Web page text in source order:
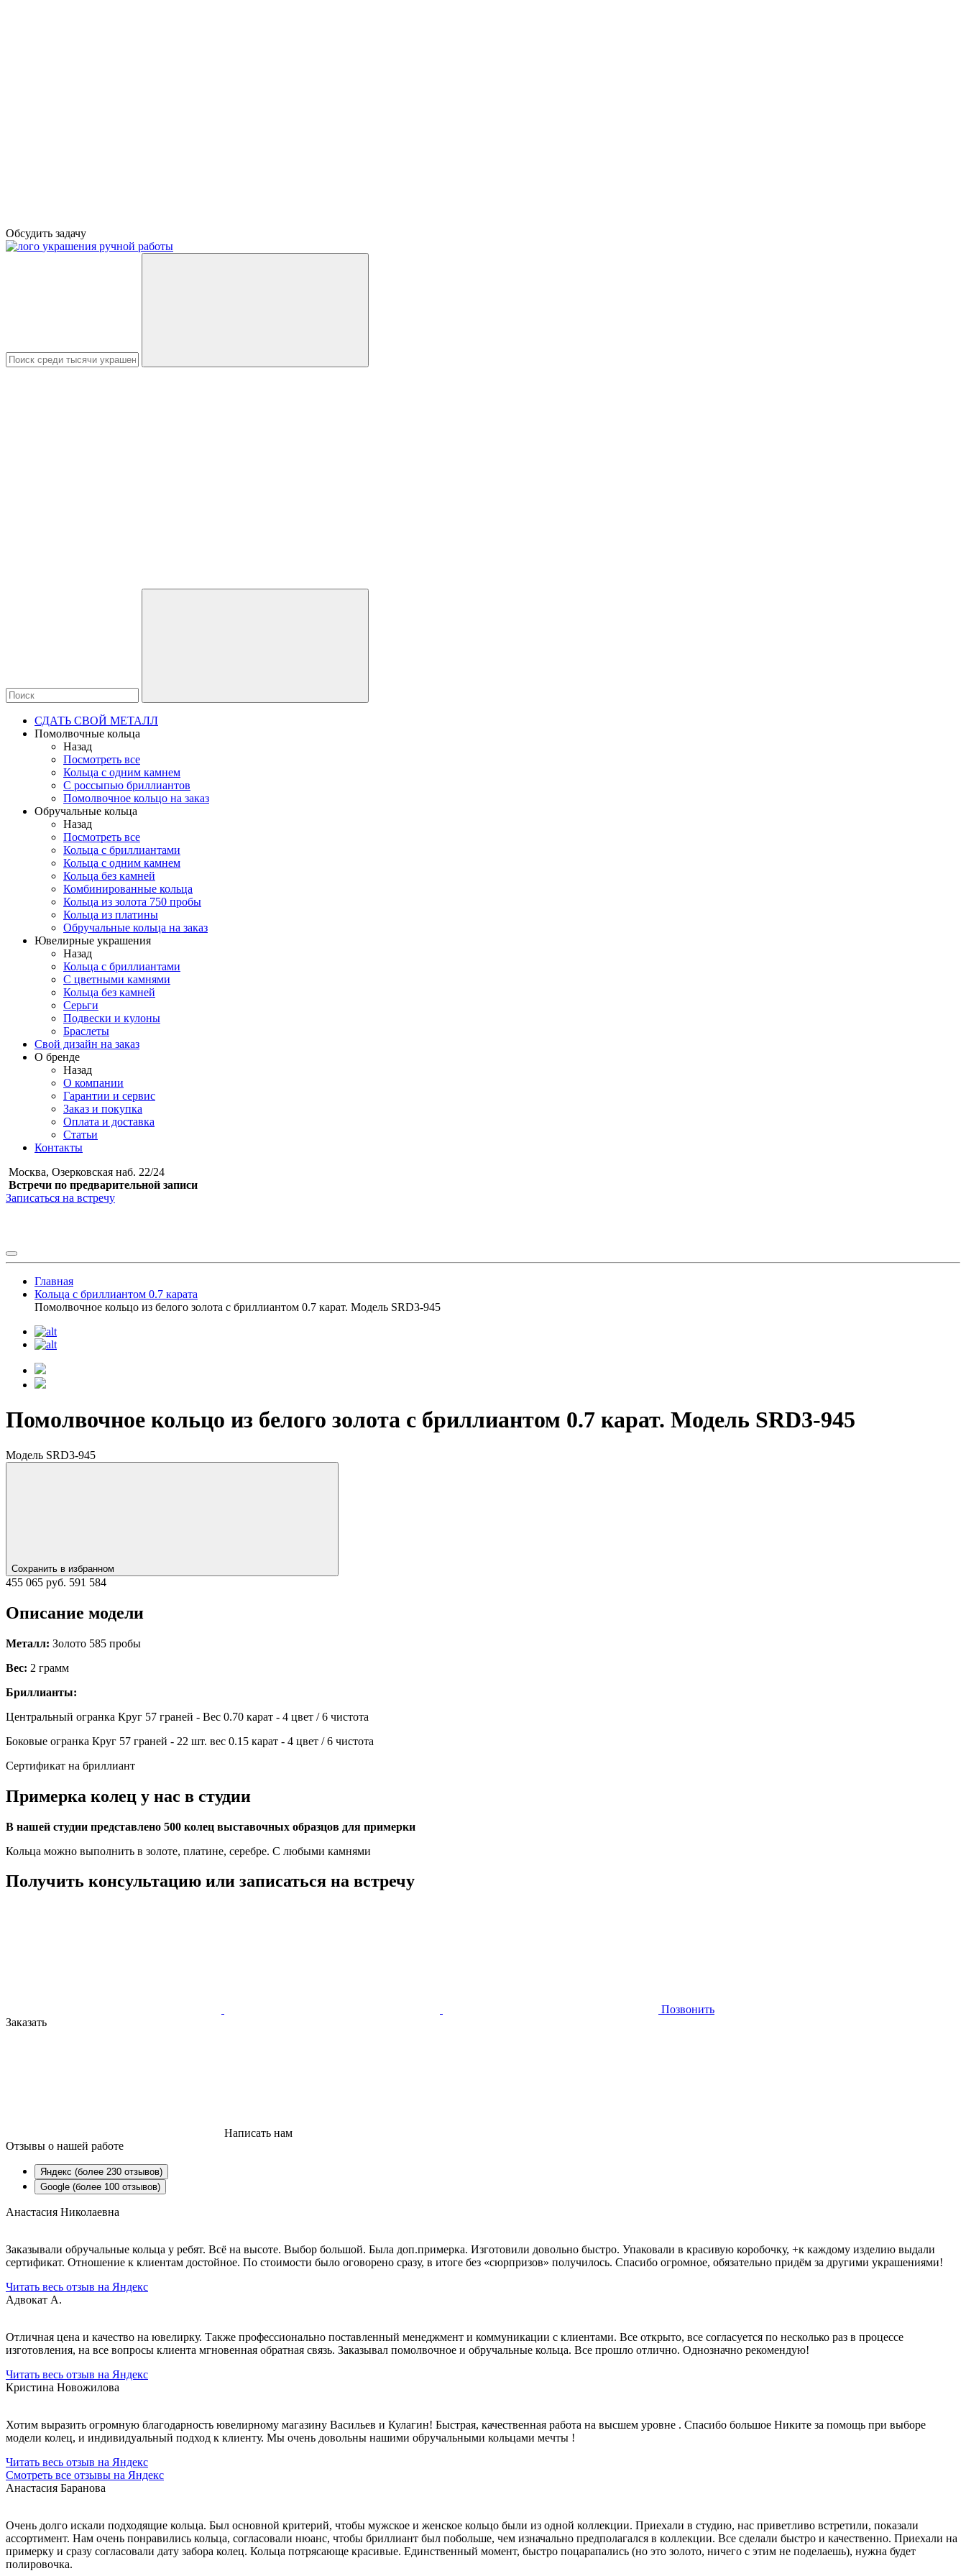
Обсудить задачу
украшения ручной работы
СДАТЬ СВОЙ МЕТАЛЛ
Помолвочные кольца
Назад
Посмотреть все
Кольца с одним камнем
С россыпью бриллиантов
Помолвочное кольцо на заказ
Обручальные кольца
Назад
Посмотреть все
Кольца с бриллиантами
Кольца с одним камнем
Кольца без камней
Комбинированные кольца
Кольца из золота 750 пробы
Кольца из платины
Обручальные кольца на заказ
Ювелирные украшения
Назад
Кольца с бриллиантами
С цветными камнями
Кольца без камней
Серьги
Подвески и кулоны
Браслеты
Свой дизайн на заказ
О бренде
Назад
О компании
Гарантии и сервис
Заказ и покупка
Оплата и доставка
Статьи
Контакты
Москва, Озерковская наб. 22/24
Встречи по предварительной записи
Записаться на встречу
Главная
Кольца с бриллиантом 0.7 карата
Помолвочное кольцо из белого золота с бриллиантом 0.7 карат. Модель SRD3-945
Помолвочное кольцо из белого золота с бриллиантом 0.7 карат. Модель SRD3-945
Модель SRD3-945
Сохранить в избранном
455 065 руб. 591 584
Описание модели
Металл: Золото 585 пробы
Вес: 2 грамм
Бриллианты:
Центральный огранка Круг 57 граней - Вес 0.70 карат - 4 цвет / 6 чистота
Боковые огранка Круг 57 граней - 22 шт. вес 0.15 карат - 4 цвет / 6 чистота
Сертификат на бриллиант
Примерка колец у нас в студии
В нашей студии представлено 500 колец выставочных образцов для примерки
Кольца можно выполнить в золоте, платине, серебре. С любыми камнями
Получить консультацию или записаться на встречу
Позвонить
Заказать
Написать нам
Отзывы о нашей работе
Яндекс (более 230 отзывов)
Google (более 100 отзывов)
Анастасия Николаевна
Заказывали обручальные кольца у ребят. Всё на высоте. Выбор большой. Была доп.примерка. Изготовили довольно быстро. Упаковали в красивую коробочку, +к каждому изделию выдали
сертификат. Отношение к клиентам достойное. По стоимости было оговорено сразу, в итоге без «сюрпризов» получилось. Спасибо огромное, обязательно придём за другими украшениями!
Читать весь отзыв на Яндекс
Адвокат А.
Отличная цена и качество на ювелирку. Также профессионально поставленный менеджмент и коммуникации с клиентами. Все открыто, все согласуется по несколько раз в процессе
изготовления, на все вопросы клиента мгновенная обратная связь. Заказывал помолвочное и обручальные кольца. Все прошло отлично. Однозначно рекомендую!
Читать весь отзыв на Яндекс
Кристина Новожилова
Хотим выразить огромную благодарность ювелирному магазину Васильев и Кулагин! Быстрая, качественная работа на высшем уровне . Спасибо большое Никите за помощь при выборе
модели колец, и индивидуальный подход к клиенту. Мы очень довольны нашими обручальными кольцами мечты !
Читать весь отзыв на Яндекс
Смотреть все отзывы на Яндекс
Анастасия Баранова
Очень долго искали подходящие кольца. Был основной критерий, чтобы мужское и женское кольцо были из одной коллекции. Приехали в студию, нас приветливо встретили, показали
ассортимент. Нам очень понравились кольца, согласовали нюанс, чтобы бриллиант был побольше, чем изначально предполагался в коллекции. Все сделали быстро и качественно. Приехали на
примерку и сразу согласовали дату забора колец. Кольца потрясающе красивые. Единственный момент, быстро поцарапались (но это золото, ничего с этим не поделаешь), нужна будет
полировочка.